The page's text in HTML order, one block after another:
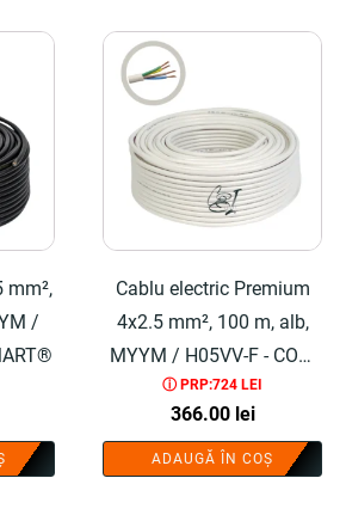
mm²,
/
Cablu electric Premium
4x2.5 mm², 100 m, alb,
MYYM / H05VV-F - COBI
SMART®
ⓘ PRP:724 LEI
366.00 lei
ADAUGĂ ÎN COȘ